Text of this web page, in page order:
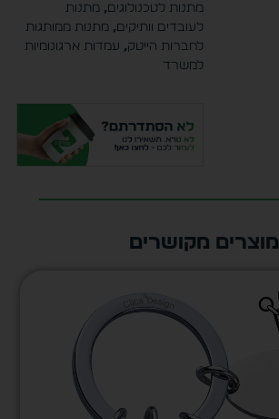
מתנות לטכנולוגים, מתנות
לעובדים וותיקים, מתנות ממותגות
לחברות הייטק, עמדות ארגונומיות
למשרד
מוצרים מקושרים